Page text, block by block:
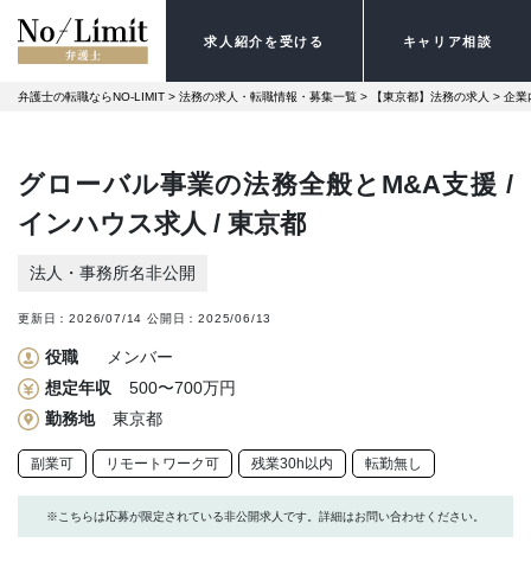
求人紹介を受ける キャリア相談
弁護士の転職ならNO-LIMIT > 法務の求人・転職情報・募集一覧 > 【東京都】法務の求人 > 企業
グローバル事業の法務全般とM&A支援 /
インハウス求人 / 東京都
法人・事務所名非公開
更新日：2026/07/14 公開日：2025/06/13
役職
メンバー
想定年収
500〜700万円
勤務地
東京都
副業可 リモートワーク可 残業30h以内 転勤無し
※こちらは応募が限定されている非公開求人です。詳細はお問い合わせください。